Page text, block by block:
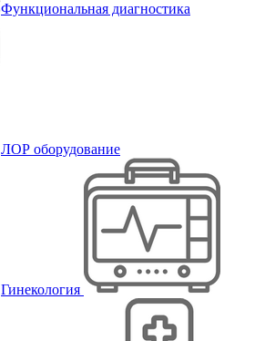
Функциональная диагностика
ЛОР оборудование
Гинекология